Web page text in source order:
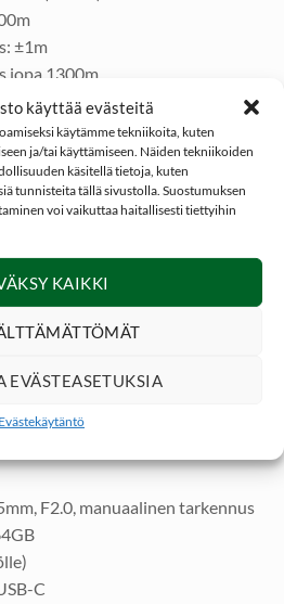
käyttää evästeitä
käytämme tekniikoita, kuten
ja/tai käyttämiseen. Näiden tekniikoiden
käsitellä tietoja, kuten
tunnisteita tällä sivustolla. Suostumuksen
voi vaikuttaa haitallisesti tiettyihin
KAIKKI
EVÄSTEASETUKSIA
Evästekäytäntö
±1m
jopa 1300m
(400m)
/ musta / punainen / oranssi /
jäähdyttämätön polttotaso
F2.0, manuaalinen tarkennus
C